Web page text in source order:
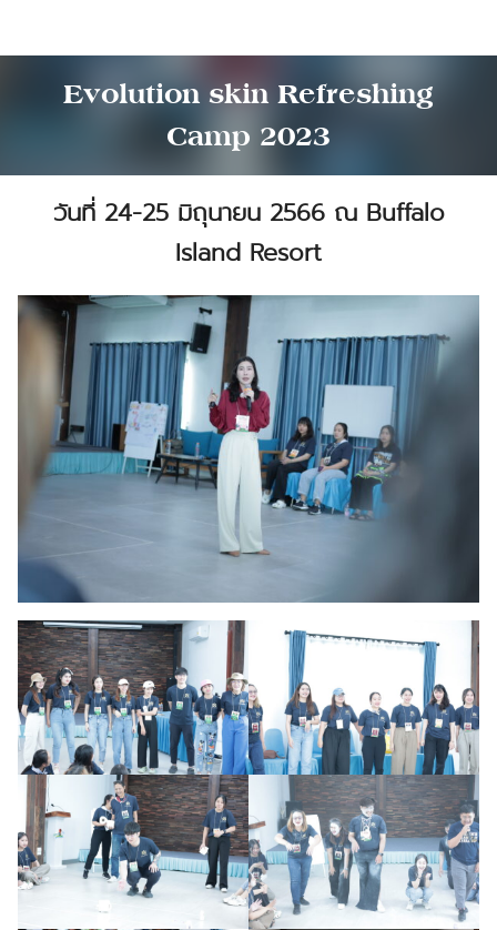
Evolution skin Refreshing
Camp 2023
วันที่ 24-25 มิถุนายน 2566 ณ Buffalo
Island Resort